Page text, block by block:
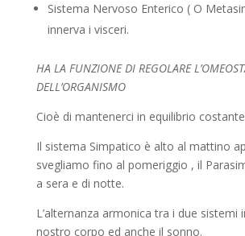
Sistema Nervoso Enterico ( O
innerva i visceri.
HA LA FUNZIONE DI REGOLARE
DELL’ORGANISMO
Cioè di mantenerci in equilibrio
Il sistema Simpatico è alto al mattino
svegliamo fino al pomeriggio , il
a sera e di notte.
L’alternanza armonica tra i due sistemi
nostro corpo ed anche il sonno.